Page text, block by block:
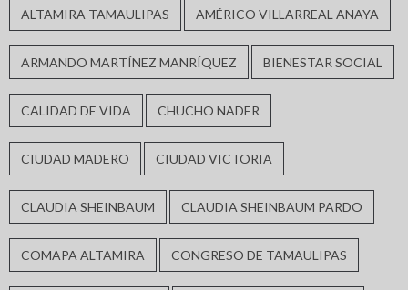
ALTAMIRA TAMAULIPAS AMÉRICO VILLARREAL ANAYA
ARMANDO MARTÍNEZ MANRÍQUEZ BIENESTAR SOCIAL
CALIDAD DE VIDA CHUCHO NADER
CIUDAD MADERO CIUDAD VICTORIA
CLAUDIA SHEINBAUM CLAUDIA SHEINBAUM PARDO
COMAPA ALTAMIRA CONGRESO DE TAMAULIPAS